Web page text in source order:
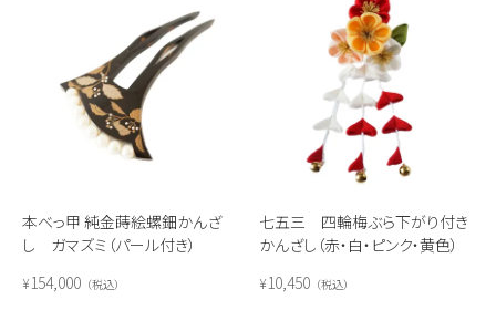
本べっ甲 純金蒔絵螺鈿かんざ
し ガマズミ（パール付き）
¥154,000 税込
七五三 四輪梅ぶら下がり付き
かんざし（赤・白・ピンク・黄色）
¥10,450 税込